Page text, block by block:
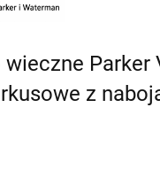
wieczne Parker
z